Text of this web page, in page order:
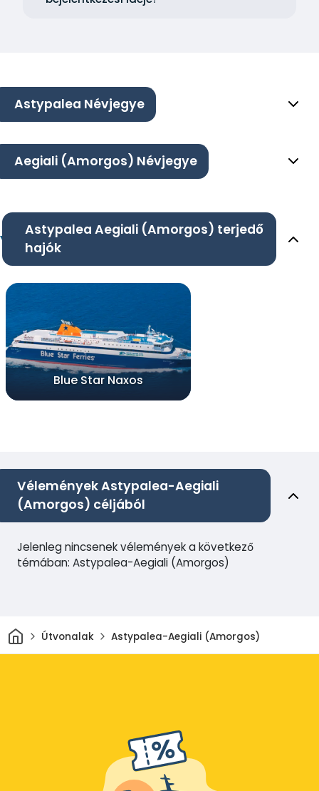
Astypalea Névjegye
Aegiali (Amorgos) Névjegye
Astypalea Aegiali (Amorgos) terjedő
hajók
Blue Star Naxos
Vélemények Astypalea-Aegiali
(Amorgos) céljából
Jelenleg nincsenek vélemények a következő
témában: Astypalea-Aegiali (Amorgos)
Otthon
Útvonalak Astypalea-Aegiali (Amorgos)